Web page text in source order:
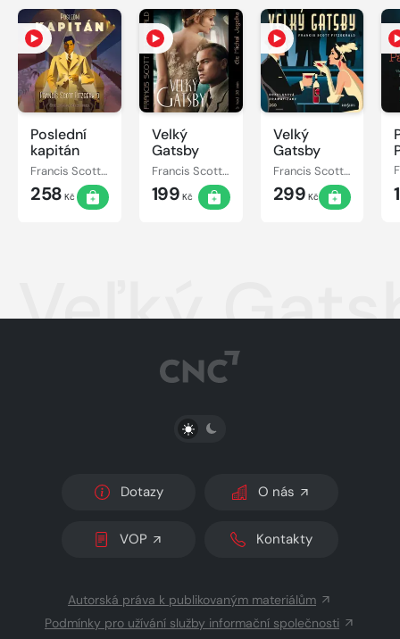
Poslední
kapitán
Francis Scott Fitzgerald
258 Kč
Velký
Gatsby
Francis Scott Fitzgerald
199 Kč
Velký
Gatsby
Francis Scott Fitzgerald
299 Kč
Veľký
PŘEPNOUT SVĚTLÝ/TMAVÝ REŽIM
Dotazy O nás
VOP Kontakty
Autorská práva k publikovaným materiálům
Podmínky pro užívání služby informační společnosti